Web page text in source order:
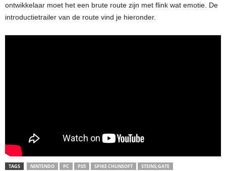
ontwikkelaar moet het een brute route zijn met flink wat emotie. De
introductietrailer van de route vind je hieronder.
TAGS NINTENDO PC PS5 SPIKE CHUNSOFT
STEINS;GATE